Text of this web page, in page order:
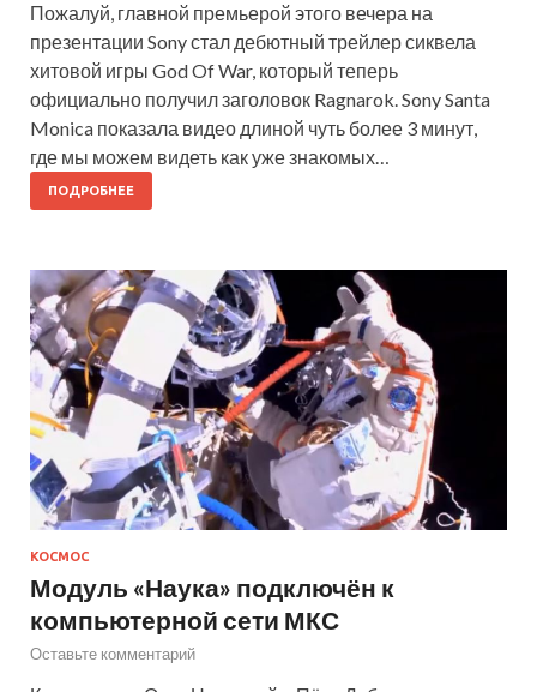
Пожалуй, главной премьерой этого вечера на
презентации Sony стал дебютный трейлер сиквела
хитовой игры God Of War, который теперь
официально получил заголовок Ragnarok. Sony Santa
Monica показала видео длиной чуть более 3 минут,
где мы можем видеть как уже знакомых…
ПОДРОБНЕЕ
КОСМОС
Модуль «Наука» подключён к
компьютерной сети МКС
Оставьте комментарий